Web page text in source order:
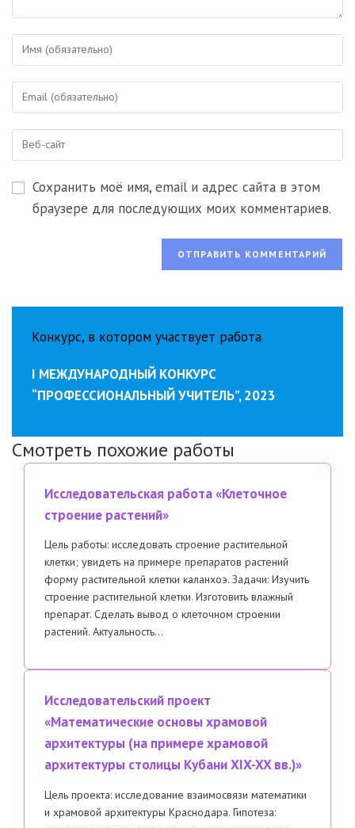
Введите
или
имя
пользователя,
чтобы
прокомментировать
Введите
адрес,
чтобы
Введите
веб-
сайта
Сохранить моё имя, email и адрес сайта в этом
браузере для последующих моих комментариев.
Конкурс, в котором участвует работа
I МЕЖДУНАРОДНЫЙ КОНКУРС
“ПРОФЕССИОНАЛЬНЫЙ УЧИТЕЛЬ”, 2023
Смотреть похожие работы
Исследовательская работа «Клеточное
строение растений»
Цель работы: исследовать строение растительной
клетки; увидеть на примере препаратов растений
форму растительной клетки каланхоэ. Задачи: Изучить
строение растительной клетки. Изготовить влажный
препарат. Сделать вывод о клеточном строении
растений. Актуальность…
Исследовательский проект
«Математические основы храмовой
архитектуры (на примере храмовой
архитектуры столицы Кубани XIX-XX вв.)»
Цель проекта: исследование взаимосвязи математики
и храмовой архитектуры Краснодара. Гипотеза: